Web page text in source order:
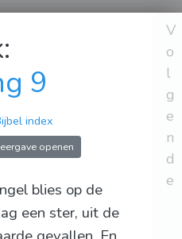
9
index
openen
blies op de
een ster, uit de
V
o
l
g
e
n
d
e